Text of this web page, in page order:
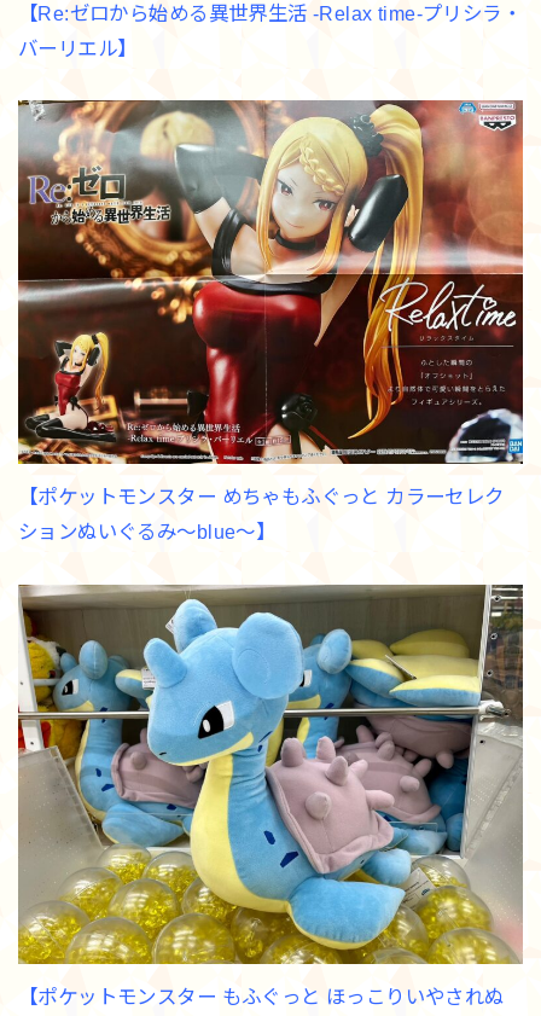
【Re:ゼロから始める異世界生活 -Relax time-プリシラ・
バーリエル】
【ポケットモンスター めちゃもふぐっと カラーセレク
ションぬいぐるみ～blue～】
【ポケットモンスター もふぐっと ほっこりいやされぬ